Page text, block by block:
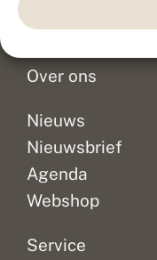
Doneer
Over ons
Nieuws
Nieuwsbrief
Agenda
Webshop
Service